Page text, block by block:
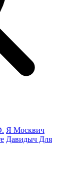
Я Москвич
Давидыч Для